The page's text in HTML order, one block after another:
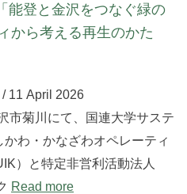
能登と金沢をつなぐ緑の
から考える再生のかた
11 April 2026
市菊川にて、国連大学サステ
わ・かなざわオペレーティ
）と特定非営利活動法人
Read more